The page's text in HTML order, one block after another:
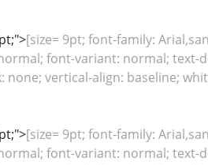
[size= 9pt; font-family:
font-variant: normal; text-
vertical-align: baseline;
[size= 9pt; font-family:
font-variant: normal; text-